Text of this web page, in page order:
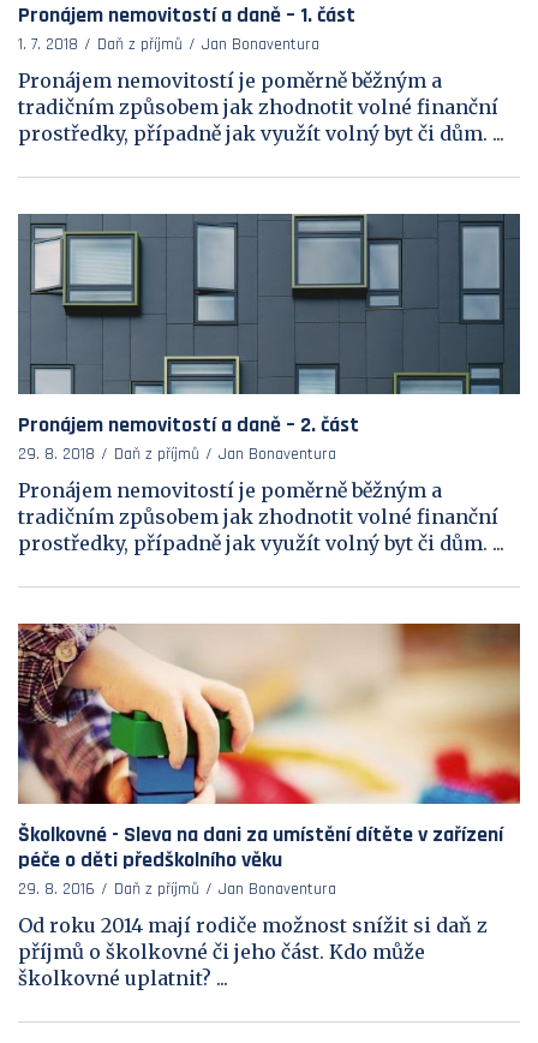
Pronájem nemovitostí a daně – 1. část
1. 7. 2018 Daň z příjmů Jan Bonaventura
Pronájem nemovitostí je poměrně běžným a
tradičním způsobem jak zhodnotit volné finanční
prostředky, případně jak využít volný byt či dům. ...
Pronájem nemovitostí a daně – 2. část
29. 8. 2018 Daň z příjmů Jan Bonaventura
Pronájem nemovitostí je poměrně běžným a
tradičním způsobem jak zhodnotit volné finanční
prostředky, případně jak využít volný byt či dům. ...
Školkovné - Sleva na dani za umístění dítěte v zařízení
péče o děti předškolního věku
29. 8. 2016 Daň z příjmů Jan Bonaventura
Od roku 2014 mají rodiče možnost snížit si daň z
příjmů o školkovné či jeho část. Kdo může
školkovné uplatnit? ...